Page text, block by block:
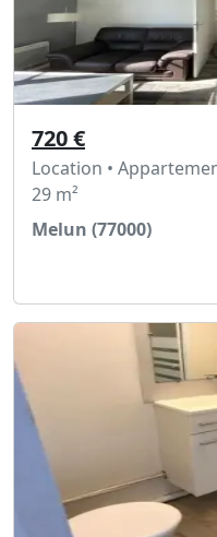
720 €
Location •
29 m²
Melun (77000)